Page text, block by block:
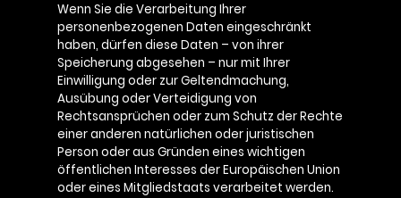
Wenn Sie die Verarbeitung Ihrer
personenbezogenen Daten eingeschränkt
haben, dürfen diese Daten – von ihrer
Speicherung abgesehen – nur mit Ihrer
Einwilligung oder zur Geltendmachung,
Ausübung oder Verteidigung von
Rechtsansprüchen oder zum Schutz der Rechte
einer anderen natürlichen oder juristischen
Person oder aus Gründen eines wichtigen
öffentlichen Interesses der Europäischen Union
oder eines Mitgliedstaats verarbeitet werden.